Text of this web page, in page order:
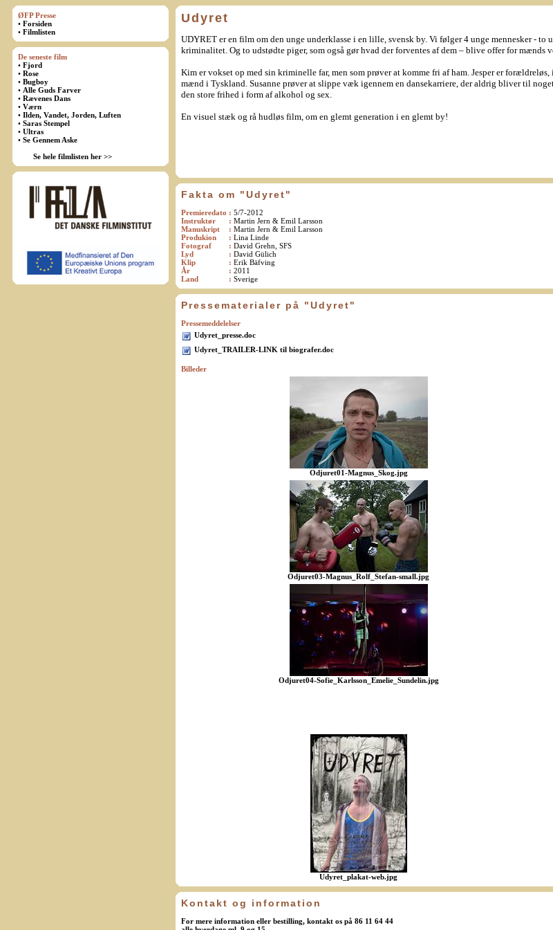
ØFP Presse
• Forsiden
• Filmlisten
De seneste film
• Fjord
• Rose
• Bugboy
• Alle Guds Farver
• Rævenes Dans
• Værn
• Ilden, Vandet, Jorden, Luften
• Saras Stempel
• Ultras
• Se Gennem Aske
Se hele filmlisten her >>
Udyret
UDYRET er en film om den unge underklasse i en lille, svensk by. Vi følger 4 unge mennesker -
kriminalitet. Og to udstødte piger, som også gør hvad der forventes af dem – blive offer for mænds
Kim er vokset op med sin kriminelle far, men som prøver at komme fri af ham. Jesper er
mænd i Tyskland. Susanne prøver at slippe væk igennem en dansekarriere, der aldrig bliver til
den store frihed i form af alkohol og sex.
En visuel stæk og rå hudløs film, om en glemt generation i en glemt by!
Fakta om "Udyret"
Premieredato : 5/7-2012
Instruktør
: Martin Jern & Emil Larsson
Manuskript
: Martin Jern & Emil Larsson
Produkion
: Lina Linde
Fotograf
: David Grehn, SFS
Lyd
: David Gülich
Klip
: Erik Bäfving
År
: 2011
Land
: Sverige
Pressematerialer på "Udyret"
Pressemeddelelser
Udyret_presse.doc
Udyret_TRAILER-LINK til biografer.doc
Billeder
Odjuret01-Magnus_Skog.jpg
Odjuret03-Magnus_Rolf_Stefan-small.jpg
Odjuret04-Sofie_Karlsson_Emelie_Sundelin.jpg
Udyret_plakat-web.jpg
Kontakt og information
For mere information eller bestilling, kontakt os på 86 11 64 44